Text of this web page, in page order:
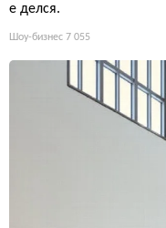
е делся.
Шоу-бизнес 7 055